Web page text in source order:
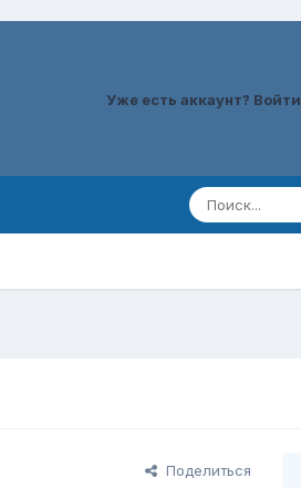
Уже есть аккаунт? Войти
Поделиться